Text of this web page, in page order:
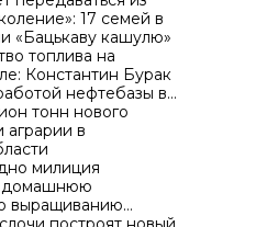
17 семей в
«Бацькаву кашулю»
топлива на
Константин Бурак
нефтебазы в
тонн нового
аграрии в
милиция
домашнюю
выращиванию